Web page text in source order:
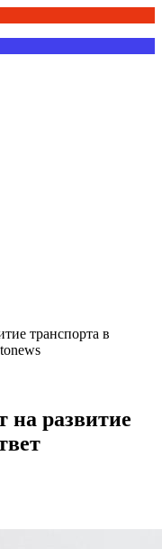
транспорта в
на развитие